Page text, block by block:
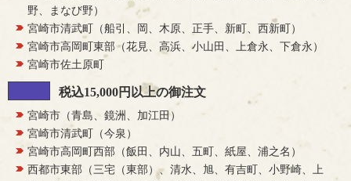
野、まなび野）
宮崎市清武町（船引、岡、木原、正手、新町、西新町）
宮崎市高岡町東部（花見、高浜、小山田、上倉永、下倉永）
宮崎市佐土原町
税込15,000円以上の御注文
宮崎市（青島、鏡洲、加江田）
宮崎市清武町（今泉）
宮崎市高岡町西部（飯田、内山、五町、紙屋、浦之名）
西都市東部（三宅（東部）、清水、旭、有吉町、小野崎、上